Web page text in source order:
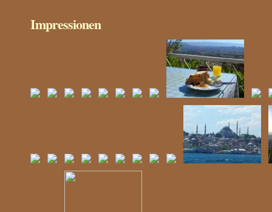
Impressionen